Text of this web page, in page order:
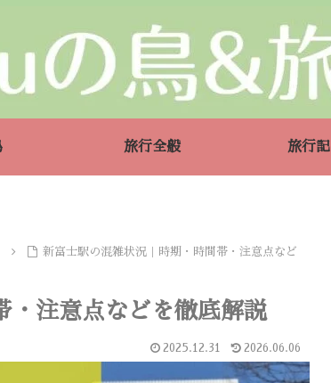
旅行全般 旅行記
新富士駅の混雑状況｜時期・時間帯・注意点など
・注意点などを徹底解説
2025.12.31 2026.06.06